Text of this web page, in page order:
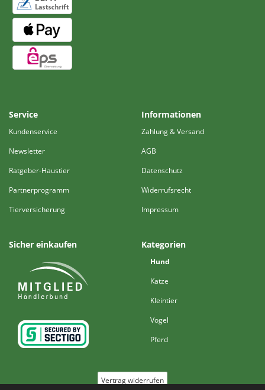
Service
Kundenservice
Newsletter
Ratgeber-Haustier
Partnerprogramm
Tierversicherung
Informationen
Zahlung & Versand
AGB
Datenschutz
Widerrufsrecht
Impressum
Sicher einkaufen Kategorien
Hund
Katze
Kleintier
Vogel
Pferd
Vertrag widerrufen